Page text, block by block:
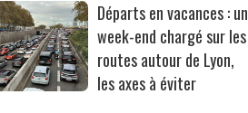
Départs en vacances : un
week-end chargé sur les
routes autour de Lyon,
les axes à éviter